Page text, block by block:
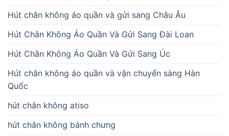
Hút chân không áo quần và gửi sang Châu Âu
Hút Chân Không Áo Quần Và Gửi Sang Đài Loan
Hút Chân Không Áo Quần Và Gửi Sang Úc
Hút chân không áo quần và vận chuyển sàng Hàn
Quốc
hút chân không atiso
hút chân không bánh chưng